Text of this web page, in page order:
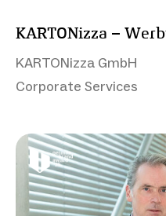
KARTONizza –
KARTONizza GmbH
Corporate Services